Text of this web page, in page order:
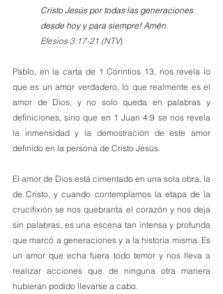
Cristo Jesús por todas las generaciones
desde hoy y para siempre! Amén.
Efesios 3:17-21 (NTV)
Pablo, en la carta de 1 Corintios 13, nos revela lo
que es un amor verdadero, lo que realmente es el
amor de Dios, y no solo queda en palabras y
definiciones, sino que en 1 Juan 4:9 se nos revela
la inmensidad y la demostración de este amor
definido en la persona de Cristo Jesús.
El amor de Dios está cimentado en una sola obra, la
de Cristo, y cuando contemplamos la etapa de la
crucifixión se nos quebranta el corazón y nos deja
sin palabras, es una escena tan intensa y profunda
que marcó a generaciones y a la historia misma. Es
un amor que echa fuera todo temor y nos lleva a
realizar acciones que de ninguna otra manera
hubieran podido llevarse a cabo.